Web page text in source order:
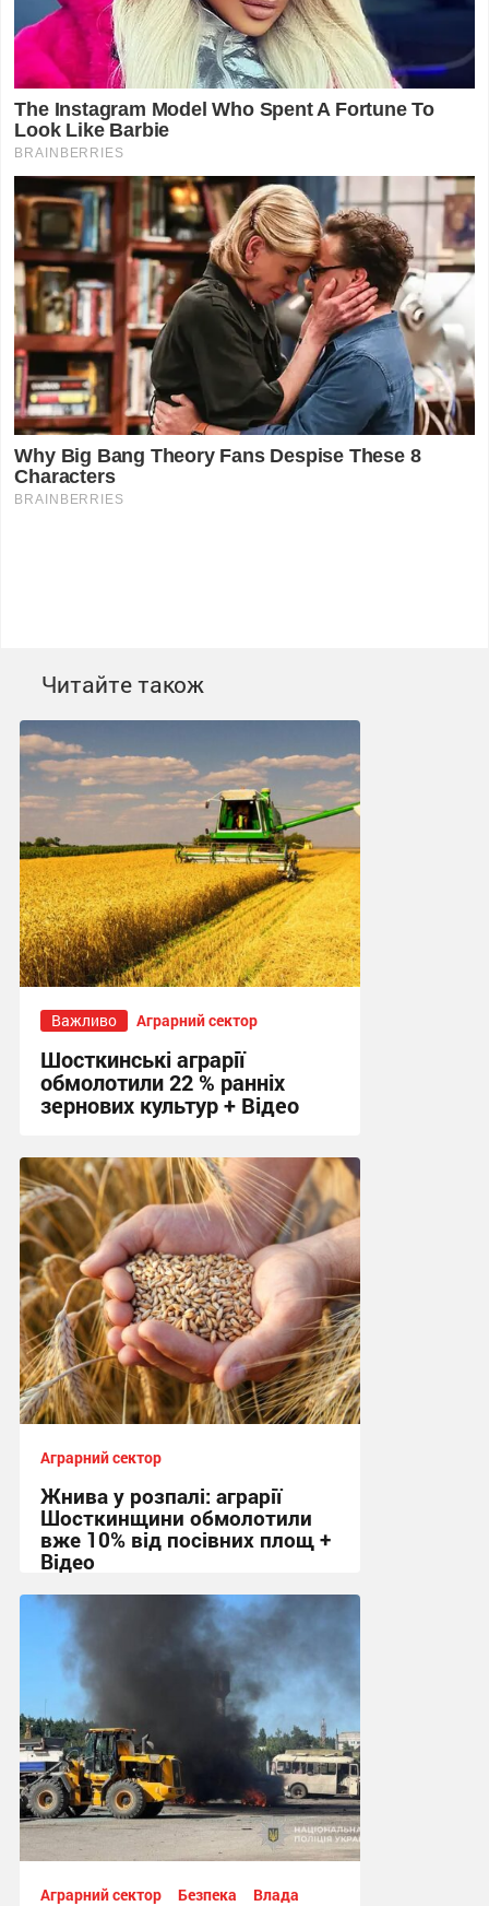
Читайте також
Важливо Аграрний сектор
Шосткинські аграрії
обмолотили 22 % ранніх
зернових культур + Відео
10:07, 5.08.2026
Аграрний сектор
Жнива у розпалі: аграрії
Шосткинщини обмолотили
вже 10% від посівних площ +
Відео
11:36, 28.07.2026
Аграрний сектор Безпека Влада